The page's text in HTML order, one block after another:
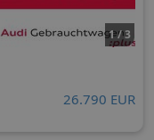
1 / 3
26.790 EUR